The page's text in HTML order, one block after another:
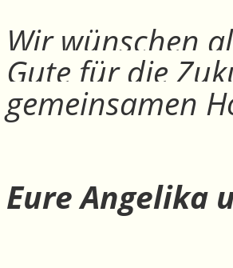
Wir wünschen
Gute für die
gemeinsamen
Eure Angelika